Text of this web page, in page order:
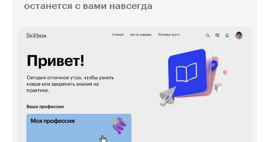
останется с вами навсегда